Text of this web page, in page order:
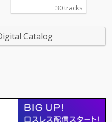
30 tracks
Catalog